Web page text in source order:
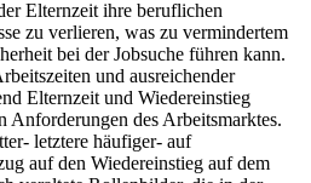
Elternzeit ihre beruflichen
zu verlieren, was zu vermindertem
bei der Jobsuche führen kann.
und ausreichender
Elternzeit und Wiedereinstieg
des Arbeitsmarktes.
letztere häufiger- auf
auf den Wiedereinstieg auf dem